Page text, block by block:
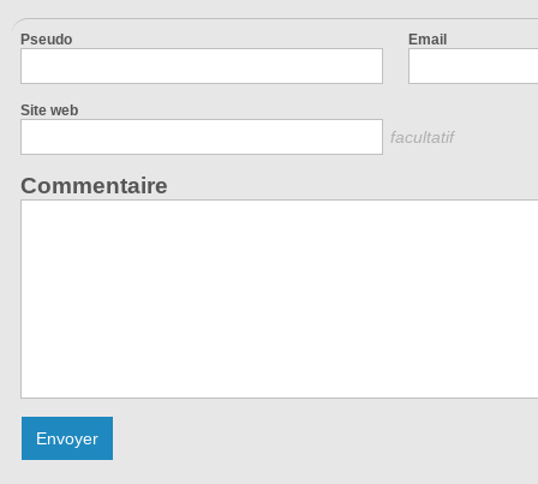
Pseudo Email
Site web
facultatif
Commentaire